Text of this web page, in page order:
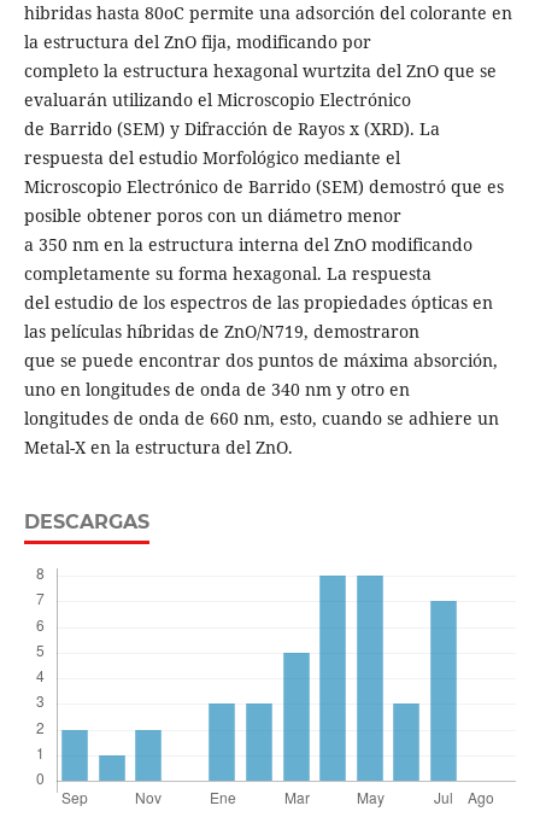
hibridas hasta 80oC permite una adsorción del colorante en
la estructura del ZnO fija, modificando por
completo la estructura hexagonal wurtzita del ZnO que se
evaluarán utilizando el Microscopio Electrónico
de Barrido (SEM) y Difracción de Rayos x (XRD). La
respuesta del estudio Morfológico mediante el
Microscopio Electrónico de Barrido (SEM) demostró que es
posible obtener poros con un diámetro menor
a 350 nm en la estructura interna del ZnO modificando
completamente su forma hexagonal. La respuesta
del estudio de los espectros de las propiedades ópticas en
las películas híbridas de ZnO/N719, demostraron
que se puede encontrar dos puntos de máxima absorción,
uno en longitudes de onda de 340 nm y otro en
longitudes de onda de 660 nm, esto, cuando se adhiere un
Metal-X en la estructura del ZnO.
DESCARGAS